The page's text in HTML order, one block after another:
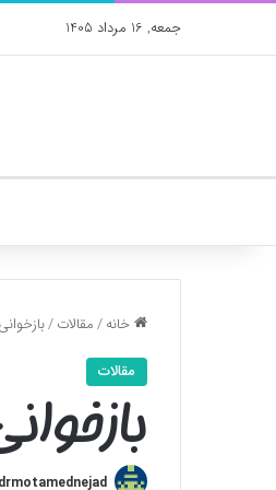
جمعه, 16 مرداد 1405
خانه/مقالات/
مقالات
drmotamednejad